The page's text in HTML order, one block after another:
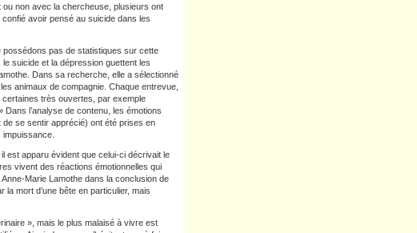
non avec la chercheuse, plusieurs ont
avoir pensé au suicide dans les
pas de statistiques sur cette
suicide et la dépression guettent les
Dans sa recherche, elle a sélectionné
animaux de compagnie. Chaque entrevue,
certaines très ouvertes, par exemple
l’analyse de contenu, les émotions
se sentir apprécié) ont été prises en
il est apparu évident que celui-ci décrivait le
vivent des réactions émotionnelles qui
Marie Lamothe dans la conclusion de
la mort d’une bête en particulier, mais
», mais le plus malaisé à vivre est